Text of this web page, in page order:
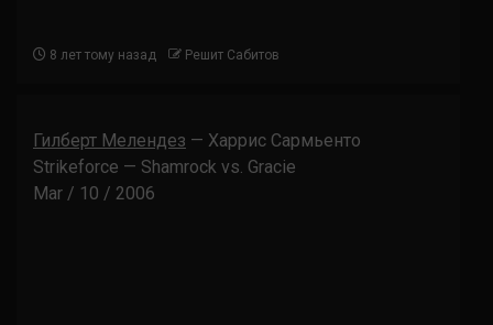
8 лет тому назад Решит Сабитов
Гилберт Мелендез — Харрис Сармьенто
Strikeforce — Shamrock vs. Gracie
Mar / 10 / 2006